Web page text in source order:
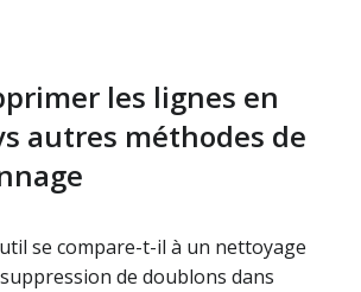
les lignes en
autres méthodes de
se compare-t-il à un nettoyage
de doublons dans